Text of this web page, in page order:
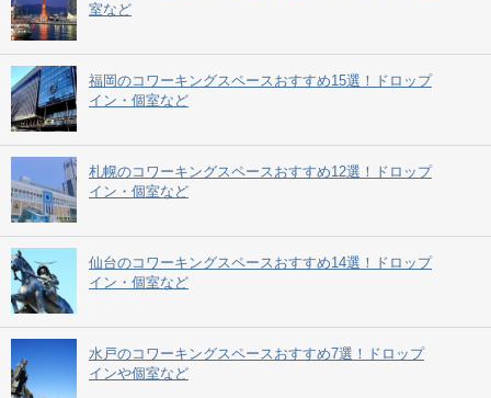
室など
福岡のコワーキングスペースおすすめ15選！ドロップ
イン・個室など
札幌のコワーキングスペースおすすめ12選！ドロップ
イン・個室など
仙台のコワーキングスペースおすすめ14選！ドロップ
イン・個室など
水戸のコワーキングスペースおすすめ7選！ドロップ
インや個室など